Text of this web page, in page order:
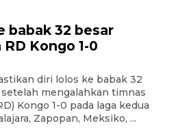
babak 32 besar
Kongo 1-0
diri lolos ke babak 32
mengalahkan timnas
Kongo 1-0 pada laga kedua
Zapopan, Meksiko, ...